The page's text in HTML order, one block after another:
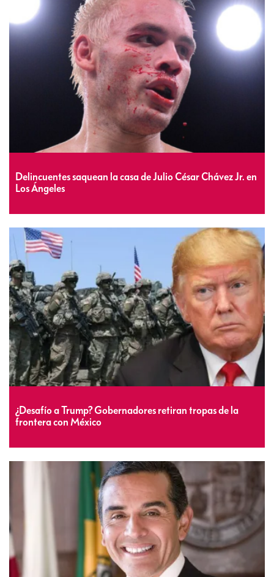
Delincuentes saquean la casa de Julio César Chávez Jr. en
Los Ángeles
¿Desafío a Trump? Gobernadores retiran tropas de la
frontera con México